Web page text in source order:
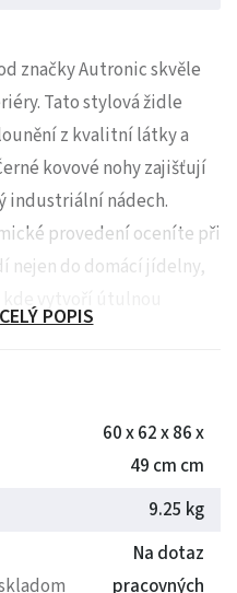
značky Autronic skvěle
Tato stylová židle
z kvalitní látky a
kovové nohy zajišťují
industriální nádech.
provedení oceníte při
nejen do domácí jídelny,
vytvoří útulnou
POPIS
60 x 62 x 86 x
49 cm cm
9.25 kg
Na dotaz
pracovných